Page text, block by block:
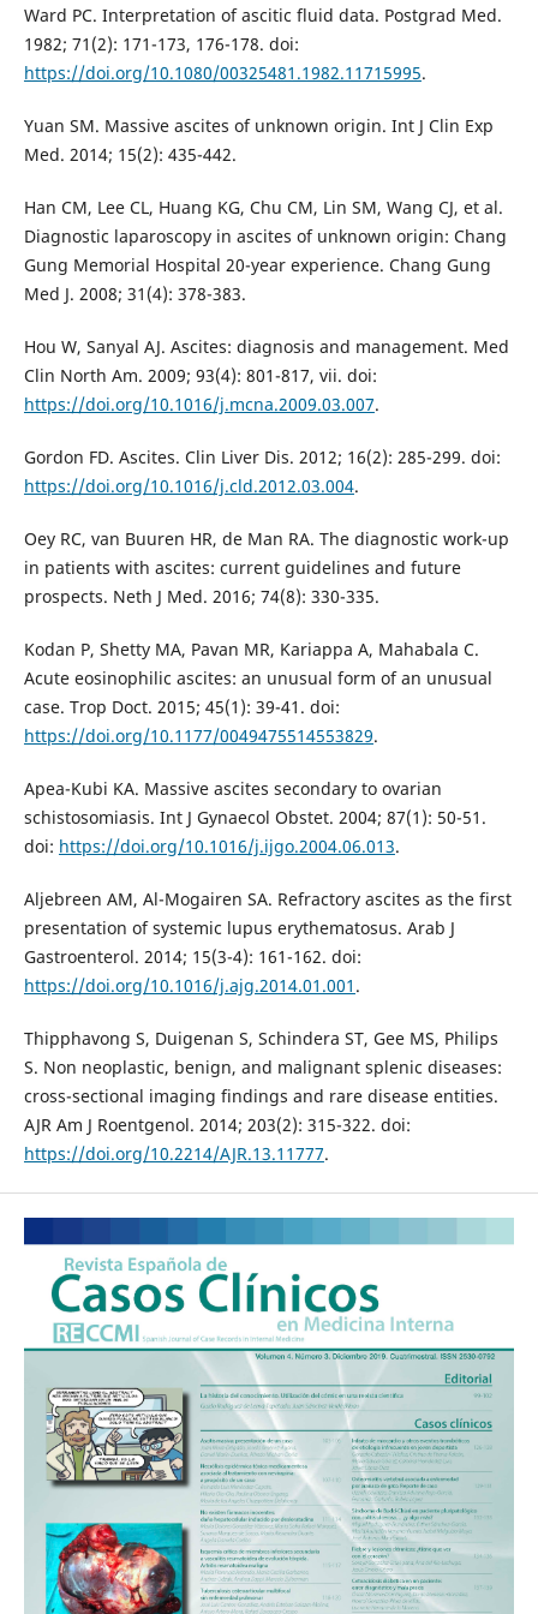
Ward PC. Interpretation of ascitic fluid data. Postgrad Med.
1982; 71(2): 171-173, 176-178. doi:
https://doi.org/10.1080/00325481.1982.11715995.
Yuan SM. Massive ascites of unknown origin. Int J Clin Exp
Med. 2014; 15(2): 435-442.
Han CM, Lee CL, Huang KG, Chu CM, Lin SM, Wang CJ, et al.
Diagnostic laparoscopy in ascites of unknown origin: Chang
Gung Memorial Hospital 20-year experience. Chang Gung
Med J. 2008; 31(4): 378-383.
Hou W, Sanyal AJ. Ascites: diagnosis and management. Med
Clin North Am. 2009; 93(4): 801-817, vii. doi:
https://doi.org/10.1016/j.mcna.2009.03.007.
Gordon FD. Ascites. Clin Liver Dis. 2012; 16(2): 285-299. doi:
https://doi.org/10.1016/j.cld.2012.03.004.
Oey RC, van Buuren HR, de Man RA. The diagnostic work-up
in patients with ascites: current guidelines and future
prospects. Neth J Med. 2016; 74(8): 330-335.
Kodan P, Shetty MA, Pavan MR, Kariappa A, Mahabala C.
Acute eosinophilic ascites: an unusual form of an unusual
case. Trop Doct. 2015; 45(1): 39-41. doi:
https://doi.org/10.1177/0049475514553829.
Apea-Kubi KA. Massive ascites secondary to ovarian
schistosomiasis. Int J Gynaecol Obstet. 2004; 87(1): 50-51.
doi: https://doi.org/10.1016/j.ijgo.2004.06.013.
Aljebreen AM, Al-Mogairen SA. Refractory ascites as the first
presentation of systemic lupus erythematosus. Arab J
Gastroenterol. 2014; 15(3-4): 161-162. doi:
https://doi.org/10.1016/j.ajg.2014.01.001 .
Thipphavong S, Duigenan S, Schindera ST, Gee MS, Philips
S. Non neoplastic, benign, and malignant splenic diseases:
cross-sectional imaging findings and rare disease entities.
AJR Am J Roentgenol. 2014; 203(2): 315-322. doi:
https://doi.org/10.2214/AJR.13.11777.